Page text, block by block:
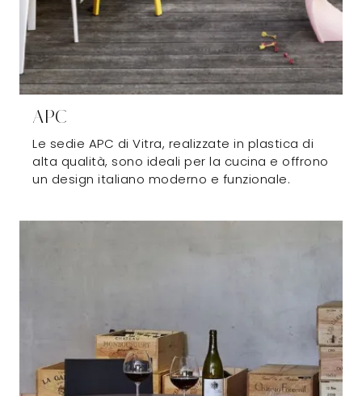
APC
Le sedie APC di Vitra, realizzate in plastica di
alta qualità, sono ideali per la cucina e offrono
un design italiano moderno e funzionale.